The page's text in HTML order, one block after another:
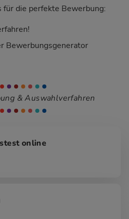
für die perfekte Bewerbung:
Bewerbungsgenerator
& Auswahlverfahren
online